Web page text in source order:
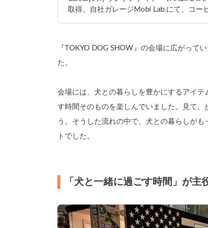
取得。自社ガレージMobi Lab.にて、コー
『TOKYO DOG SHOW』の会場に広がって
た。
会場には、犬との暮らしを豊かにするアイ
す時間そのものを楽しんでいました。見て
う。そうした流れの中で、犬との暮らしが
トでした。
「犬と一緒に過ごす時間」が主